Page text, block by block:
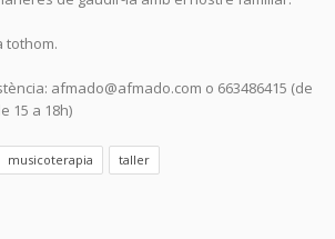
tothom.
afmado@afmado.com o 663486415 (de
15 a 18h)
musicoterapia taller